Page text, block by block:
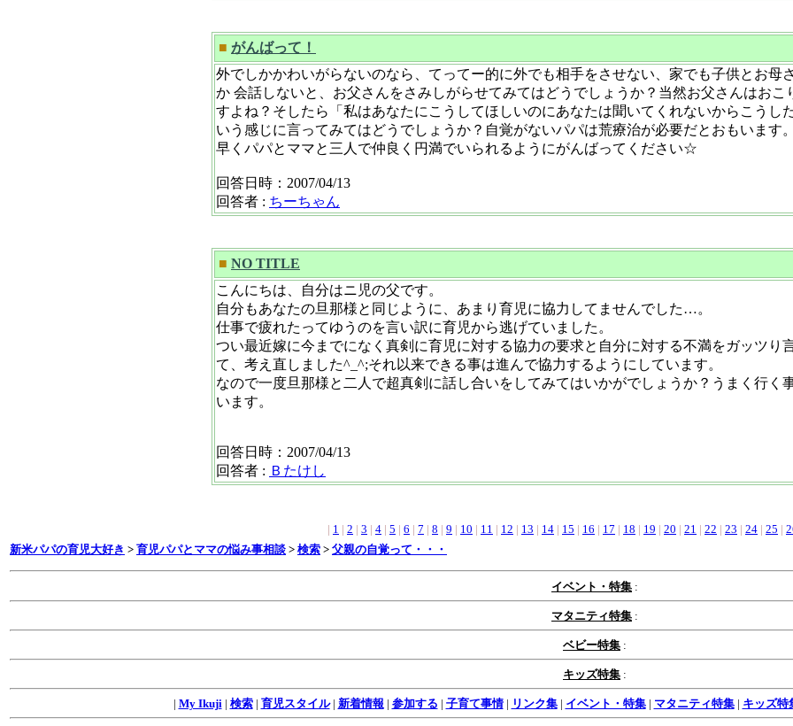
■ がんばって！
外でしかかわいがらないのなら、てってー的に外でも相手をさせない、家でも子供とお母
か 会話しないと、お父さんをさみしがらせてみてはどうでしょうか？当然お父さんはおこ
すよね？そしたら「私はあなたにこうしてほしいのにあなたは聞いてくれないからこうし
いう感じに言ってみてはどうでしょうか？自覚がないパパは荒療治が必要だとおもいます。
早くパパとママと三人で仲良く円満でいられるようにがんばってください☆
回答日時：2007/04/13
回答者 : ちーちゃん
■ NO TITLE
こんにちは、自分はニ児の父です。
自分もあなたの旦那様と同じように、あまり育児に協力してませんでした…。
仕事で疲れたってゆうのを言い訳に育児から逃げていました。
つい最近嫁に今までになく真剣に育児に対する協力の要求と自分に対する不満をガッツり
て、考え直しました^_^;それ以来できる事は進んで協力するようにしています。
なので一度旦那様と二人で超真剣に話し合いをしてみてはいかがでしょうか？うまく行く
います。
回答日時：2007/04/13
回答者 : Ｂたけし
| 1 | 2 | 3 | 4 | 5 | 6 | 7 | 8 | 9 | 10 | 11 | 12 | 13 | 14 | 15 | 16 | 17 | 18 | 19 | 20 | 21 | 22 | 23 | 24 | 25 |
新米パパの育児大好き > 育児パパとママの悩み事相談 > 検索 > 父親の自覚って・・・
イベント・特集 :
マタニティ特集 :
ベビー特集 :
キッズ特集 :
| My Ikuji | 検索| 育児スタイル| 新着情報 | 参加する | 子育て事情| リンク集| イベント・特集| マタニティ特集| キッズ特